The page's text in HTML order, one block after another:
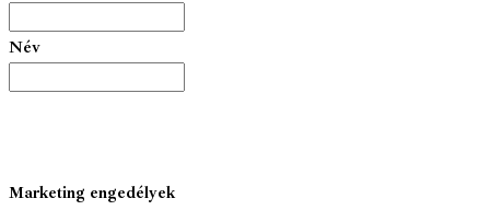
Név
Marketing engedélyek